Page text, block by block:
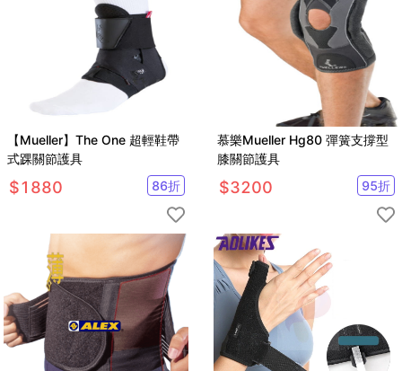
【Mueller】The One 超輕鞋帶
式踝關節護具
$1880 86折
慕樂Mueller Hg80 彈簧支撐型
膝關節護具
$3200 95折